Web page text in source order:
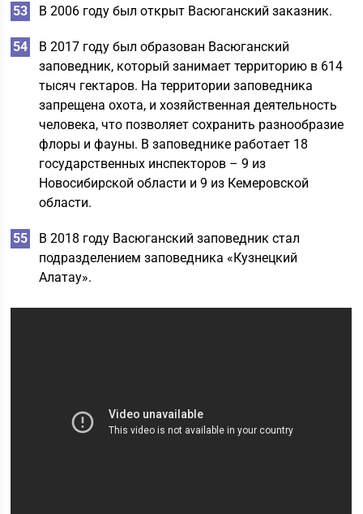
В 2006 году был открыт Васюганский заказник.
В 2017 году был образован Васюганский
заповедник, который занимает территорию в 614
тысяч гектаров. На территории заповедника
запрещена охота, и хозяйственная деятельность
человека, что позволяет сохранить разнообразие
флоры и фауны. В заповеднике работает 18
государственных инспекторов – 9 из
Новосибирской области и 9 из Кемеровской
области.
В 2018 году Васюганский заповедник стал
подразделением заповедника «Кузнецкий
Алатау».